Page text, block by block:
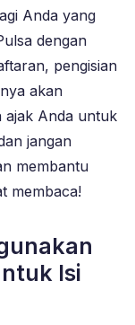
Anda yang
dengan
pengisian
akan
ajak Anda untuk
jangan
membantu
membaca!
Isi